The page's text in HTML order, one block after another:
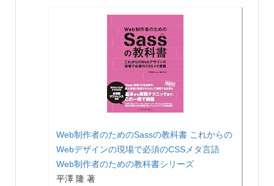
Web制作者のためのSassの教科書 これからの
Webデザインの現場で必須のCSSメタ言語
Web制作者のための教科書シリーズ
平澤 隆 著